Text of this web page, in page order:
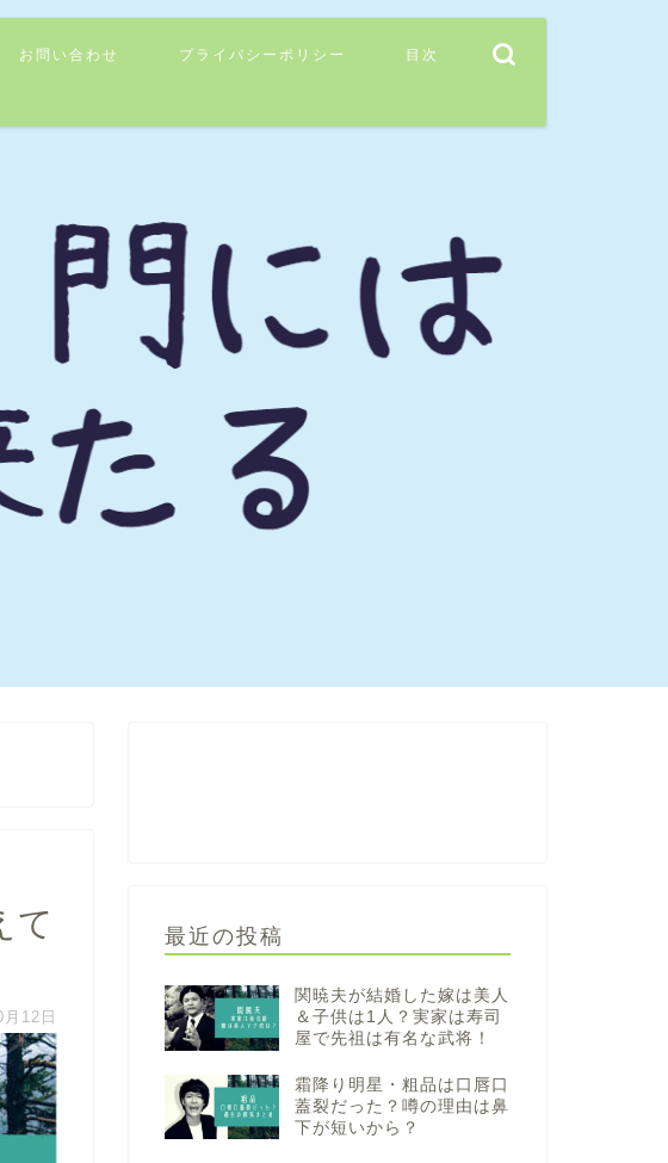
お問い合わせ プライバシーポリシー 目次
て
12日
最近の投稿
関暁夫が結婚した嫁は美人
＆子供は1人？実家は寿司
屋で先祖は有名な武将！
霜降り明星・粗品は口唇口
蓋裂だった？噂の理由は鼻
下が短いから？